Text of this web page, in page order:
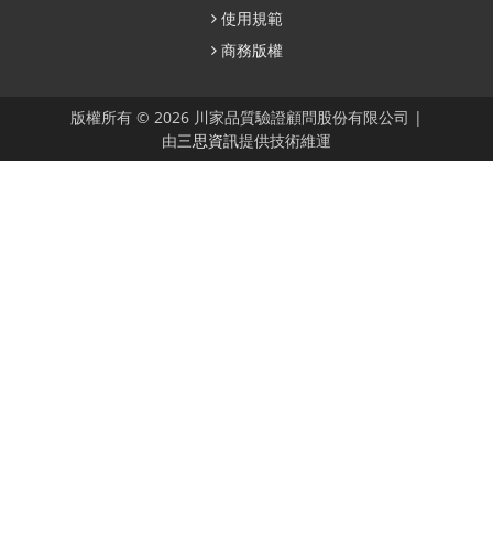
使用規範
商務版權
版權所有 © 2026 川家品質驗證顧問股份有限公司 |
由三思資訊提供技術維運